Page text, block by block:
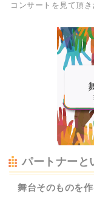
コンサートを見て頂
パートナーと
舞台そのものを